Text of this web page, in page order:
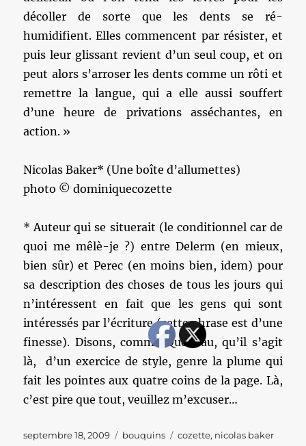
décoller de sorte que les dents se ré-
humidifient. Elles commencent par résister, et
puis leur glissant revient d’un seul coup, et on
peut alors s’arroser les dents comme un rôti et
remettre la langue, qui a elle aussi souffert
d’une heure de privations asséchantes, en
action. »
Nicolas Baker* (Une boîte d’allumettes)
photo © dominiquecozette
* Auteur qui se situerait (le conditionnel car de
quoi me mêlè-je ?) entre Delerm (en mieux,
bien sûr) et Perec (en moins bien, idem) pour
sa description des choses de tous les jours qui
n’intéressent en fait que les gens qui sont
intéressés par l’écriture (cette phrase est d’une
finesse). Disons, comme Queneau, qu’il s’agit
là, d’un exercice de style, genre la plume qui
fait les pointes aux quatre coins de la page. Là,
c’est pire que tout, veuillez m’excuser…
Publié
septembre 18, 2009 Catégories
bouquins Étiquettes
cozette, nicolas baker